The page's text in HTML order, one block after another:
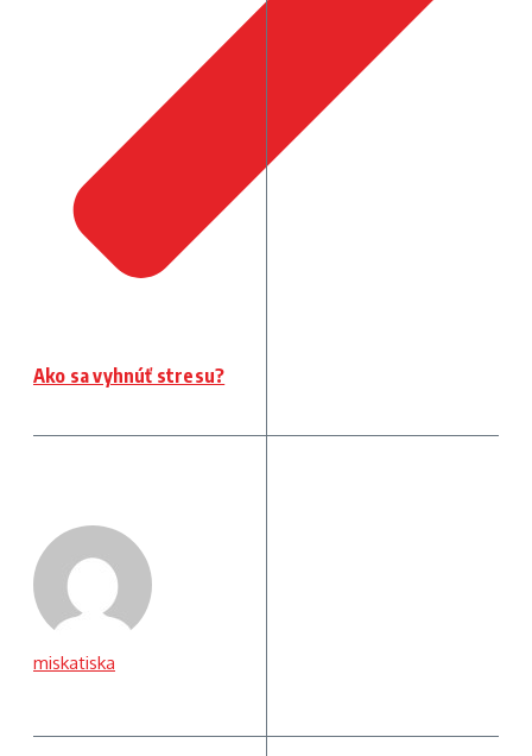
Ako sa vyhnúť stresu?
miskatiska